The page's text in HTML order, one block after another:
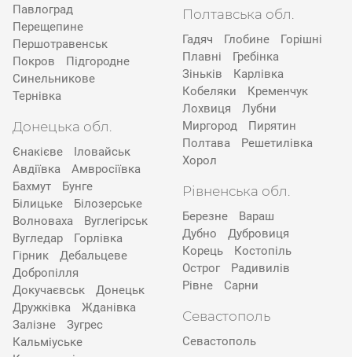
Павлоград
Перещепине
Першотравенськ
Покров
Підгородне
Синельникове
Тернівка
Донецька обл.
Єнакієве
Іловайськ
Авдіївка
Амвросіївка
Бахмут
Бунге
Білицьке
Білозерське
Волноваха
Вуглегірськ
Вугледар
Горлівка
Гірник
Дебальцеве
Добропілля
Докучаєвськ
Донецьк
Дружківка
Жданівка
Залізне
Зугрес
Кальміуське
Полтавська обл.
Гадяч Глобине
Горішні
Плавні
Гребінка
Зіньків
Карлівка
Кобеляки
Кременчук
Лохвиця
Лубни
Миргород
Пирятин
Полтава
Решетилівка
Хорол
Рівненська обл.
Березне
Вараш
Дубно
Дубровиця
Корець
Костопіль
Острог
Радивилів
Рівне
Сарни
Севастополь
Севастополь